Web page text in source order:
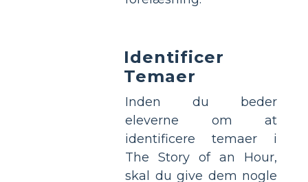
Identificer
Temaer
Inden du beder
eleverne om at
identificere temaer i
The Story of an Hour,
skal du give dem nogle